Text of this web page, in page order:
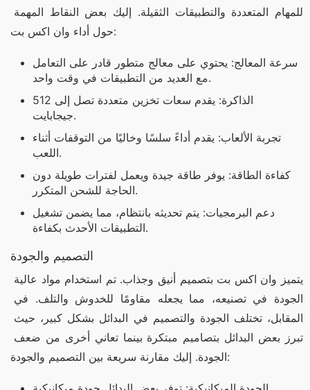
حول أداء وان اكس بت:
سرعة المعالج: يحتوي على معالج متطور قادر على التعامل
مع العديد من التطبيقات في وقت واحد.
الذاكرة: يقدم سعات تخزين متعددة تصل إلى 512
جيجابايت.
تجربة الألعاب: يقدم أداءً سلسًا وخاليًا من التوقفات أثناء
اللعب.
كفاءة الطاقة: يوفر طاقة جيدة ويعمل لفترات طويلة دون
الحاجة للشحن المتكرر.
دعم البرمجيات: يتم تحديثه بانتظام، مما يضمن تشغيل
التطبيقات الأحدث بكفاءة.
التصميم والجودة
الجودة. إليك مقارنة سريعة بين التصميم والجودة: